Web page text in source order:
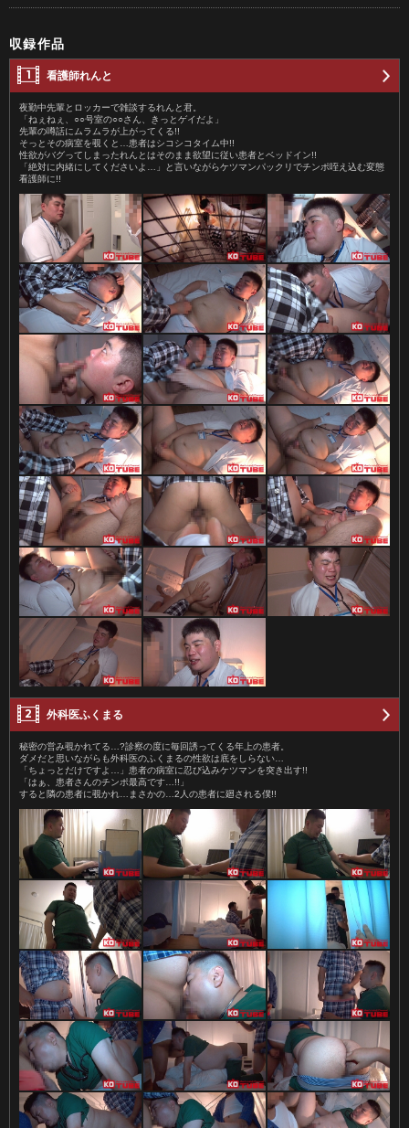
収録作品
看護師れんと
夜勤中先輩とロッカーで雑談するれんと君。
「ねぇねぇ、○○号室の○○さん、きっとゲイだよ」
先輩の噂話にムラムラが上がってくる!!
そっとその病室を覗くと…患者はシコシコタイム中!!
性欲がバグってしまったれんとはそのまま欲望に従い患者とベッドイン!!
「絶対に内緒にしてくださいよ…」と言いながらケツマンパックリでチンポ咥え込む変態
看護師に!!
外科医ふくまる
秘密の営み覗かれてる…?診察の度に毎回誘ってくる年上の患者。
ダメだと思いながらも外科医のふくまるの性欲は底をしらない…
「ちょっとだけですよ…」患者の病室に忍び込みケツマンを突き出す!!
「はぁ、患者さんのチンポ最高です…!!」
すると隣の患者に覗かれ…まさかの…2人の患者に廻される僕!!